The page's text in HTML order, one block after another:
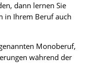
dann lernen Sie
in Ihrem Beruf auch
Monoberuf,
während der